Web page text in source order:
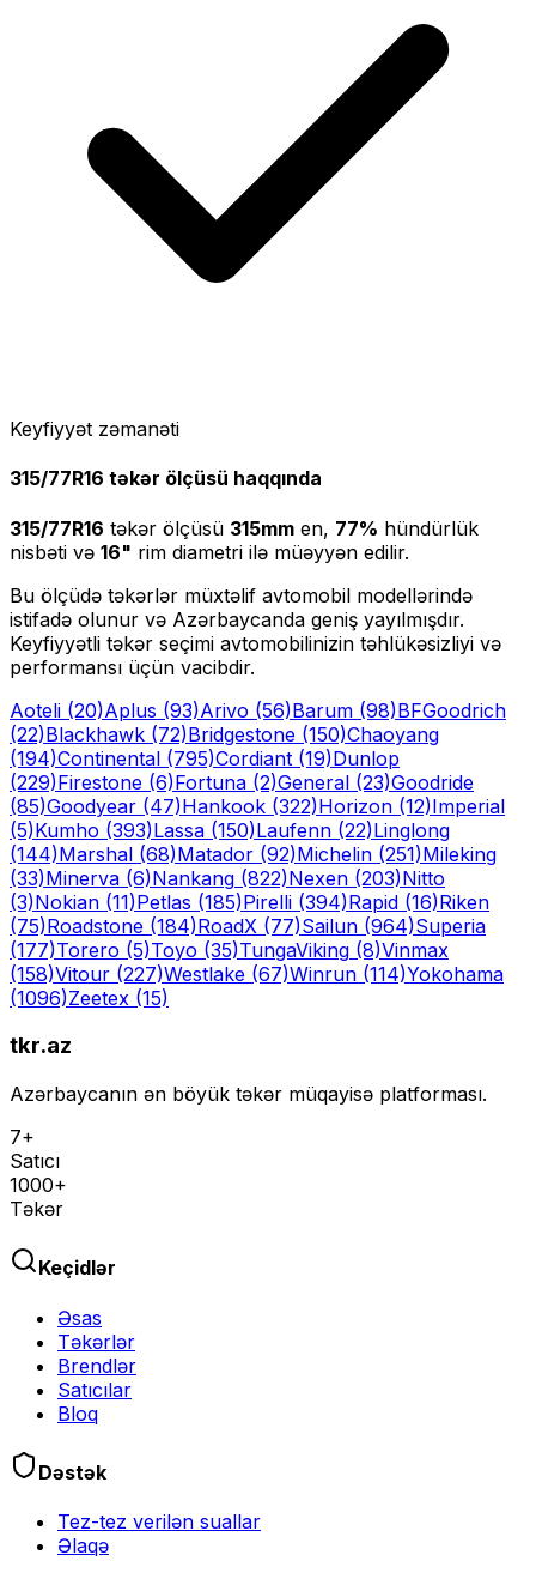
Keyfiyyət zəmanəti
315/77R16 təkər ölçüsü haqqında
315/77R16 təkər ölçüsü 315mm en, 77% hündürlük
nisbəti və 16" rim diametri ilə müəyyən edilir.
Bu ölçüdə təkərlər müxtəlif avtomobil modellərində
istifadə olunur və Azərbaycanda geniş yayılmışdır.
Keyfiyyətli təkər seçimi avtomobilinizin təhlükəsizliyi və
performansı üçün vacibdir.
Aoteli (20)Aplus (93)Arivo (56)Barum (98)BFGoodrich
(22)Blackhawk (72)Bridgestone (150)Chaoyang
(194)Continental (795)Cordiant (19)Dunlop
(229)Firestone (6)Fortuna (2)General (23)Goodride
(85)Goodyear (47)Hankook (322)Horizon (12)Imperial
(5)Kumho (393)Lassa (150)Laufenn (22)Linglong
(144)Marshal (68)Matador (92)Michelin (251)Mileking
(33)Minerva (6)Nankang (822)Nexen (203)Nitto
(3)Nokian (11)Petlas (185)Pirelli (394)Rapid (16)Riken
(75)Roadstone (184)RoadX (77)Sailun (964)Superia
(177)Torero (5)Toyo (35)TungaViking (8)Vinmax
(158)Vitour (227)Westlake (67)Winrun (114)Yokohama
(1096)Zeetex (15)
tkr.az
Azərbaycanın ən böyük təkər müqayisə platforması.
7+
Satıcı
1000+
Təkər
Keçidlər
Əsas
Təkərlər
Brendlər
Satıcılar
Bloq
Dəstək
Tez-tez verilən suallar
Əlaqə